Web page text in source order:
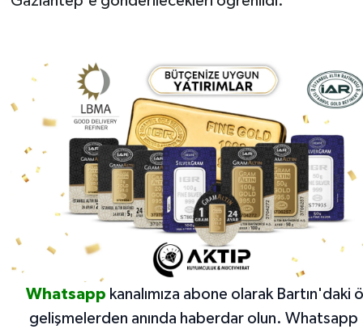
Whatsapp kanalımıza abone olarak Bartın'daki
gelişmelerden anında haberdar olun. Whatsapp